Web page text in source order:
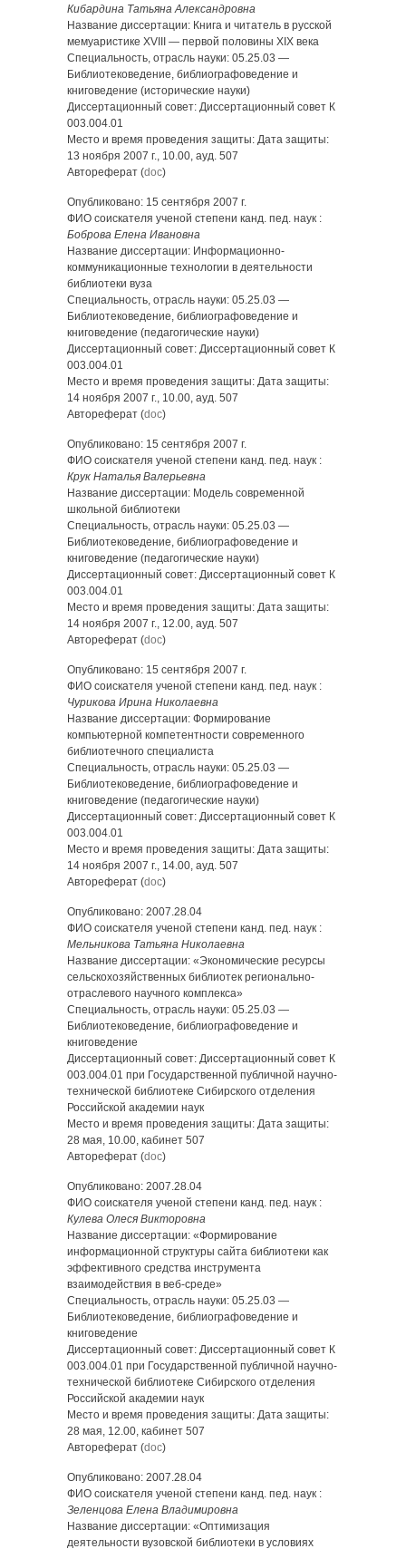
Кибардина Татьяна Александровна
Название диссертации: Книга и читатель в русской
мемуаристике XVIII — первой половины XIX века
Специальность, отрасль науки: 05.25.03 —
Библиотековедение, библиографоведение и
книговедение (исторические науки)
Диссертационный совет: Диссертационный совет К
003.004.01
Место и время проведения защиты: Дата защиты:
13 ноября 2007 г., 10.00, ауд. 507
Автореферат (doc)
Опубликовано: 15 сентября 2007 г.
ФИО соискателя ученой степени канд. пед. наук :
Боброва Елена Ивановна
Название диссертации: Информационно-
коммуникационные технологии в деятельности
библиотеки вуза
Специальность, отрасль науки: 05.25.03 —
Библиотековедение, библиографоведение и
книговедение (педагогические науки)
Диссертационный совет: Диссертационный совет К
003.004.01
Место и время проведения защиты: Дата защиты:
14 ноября 2007 г., 10.00, ауд. 507
Автореферат (doc)
Опубликовано: 15 сентября 2007 г.
ФИО соискателя ученой степени канд. пед. наук :
Крук Наталья Валерьевна
Название диссертации: Модель современной
школьной библиотеки
Специальность, отрасль науки: 05.25.03 —
Библиотековедение, библиографоведение и
книговедение (педагогические науки)
Диссертационный совет: Диссертационный совет К
003.004.01
Место и время проведения защиты: Дата защиты:
14 ноября 2007 г., 12.00, ауд. 507
Автореферат (doc)
Опубликовано: 15 сентября 2007 г.
ФИО соискателя ученой степени канд. пед. наук :
Чурикова Ирина Николаевна
Название диссертации: Формирование
компьютерной компетентности современного
библиотечного специалиста
Специальность, отрасль науки: 05.25.03 —
Библиотековедение, библиографоведение и
книговедение (педагогические науки)
Диссертационный совет: Диссертационный совет К
003.004.01
Место и время проведения защиты: Дата защиты:
14 ноября 2007 г., 14.00, ауд. 507
Автореферат (doc)
Опубликовано: 2007.28.04
ФИО соискателя ученой степени канд. пед. наук :
Мельникова Татьяна Николаевна
Название диссертации: «Экономические ресурсы
сельскохозяйственных библиотек регионально-
отраслевого научного комплекса»
Специальность, отрасль науки: 05.25.03 —
Библиотековедение, библиографоведение и
книговедение
Диссертационный совет: Диссертационный совет К
003.004.01 при Государственной публичной научно-
технической библиотеке Сибирского отделения
Российской академии наук
Место и время проведения защиты: Дата защиты:
28 мая, 10.00, кабинет 507
Автореферат (doc)
Опубликовано: 2007.28.04
ФИО соискателя ученой степени канд. пед. наук :
Кулева Олеся Викторовна
Название диссертации: «Формирование
информационной структуры сайта библиотеки как
эффективного средства инструмента
взаимодействия в веб-среде»
Специальность, отрасль науки: 05.25.03 —
Библиотековедение, библиографоведение и
книговедение
Диссертационный совет: Диссертационный совет К
003.004.01 при Государственной публичной научно-
технической библиотеке Сибирского отделения
Российской академии наук
Место и время проведения защиты: Дата защиты:
28 мая, 12.00, кабинет 507
Автореферат (doc)
Опубликовано: 2007.28.04
ФИО соискателя ученой степени канд. пед. наук :
Зеленцова Елена Владимировна
Название диссертации: «Оптимизация
деятельности вузовской библиотеки в условиях